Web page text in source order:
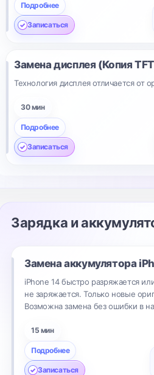
Подробнее
Записаться
Замена дисплея (Копия
Технология дисплея отличается от
30 мин
Подробнее
Записаться
Зарядка и
Замена аккумулятора
iPhone 14 быстро разряжается
не заряжается. Только новые
Возможна замена без ошибки в
15 мин
Подробнее
Записаться